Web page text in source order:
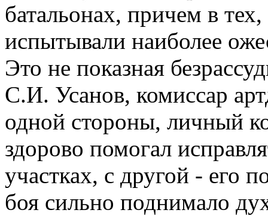
батальонах, причем в
испытывали наиболее
Это не показная
С.И. Усанов, комиссар
одной стороны, личный
здорово помогал
участках, с другой - его
боя сильно поднимало